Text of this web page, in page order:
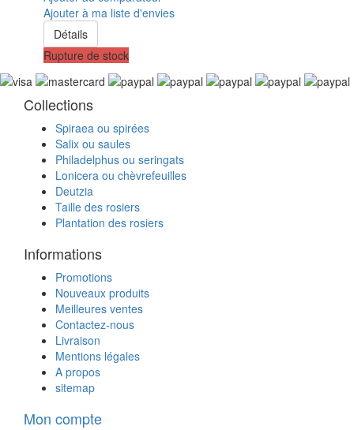
Ajouter à ma liste d'envies
Détails
Rupture de stock
Collections
Spiraea ou spirées
Salix ou saules
Philadelphus ou seringats
Lonicera ou chèvrefeuilles
Deutzia
Taille des rosiers
Plantation des rosiers
Informations
Promotions
Nouveaux produits
Meilleures ventes
Contactez-nous
Livraison
Mentions légales
A propos
sitemap
Mon compte